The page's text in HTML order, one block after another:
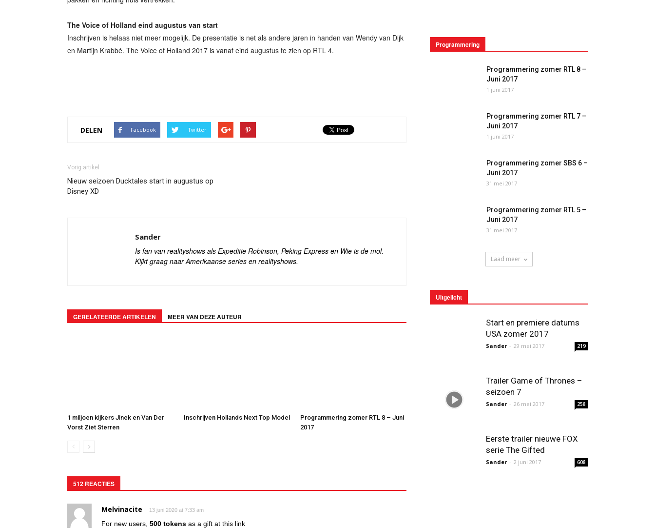
The Voice of Holland eind augustus van start
Inschrijven is helaas niet meer mogelijk. De presentatie is net als andere jaren in handen van Wendy van Dijk
en Martijn Krabbé. The Voice of Holland 2017 is vanaf eind augustus te zien op RTL 4.
DELEN Facebook Twitter
Vorig artikel
Nieuw seizoen Ducktales start in augustus op
Disney XD
Sander
Is fan van realityshows als Expeditie Robinson, Peking Express en Wie is de mol.
Kijkt graag naar Amerikaanse series en realityshows.
GERELATEERDE ARTIKELEN MEER VAN DEZE AUTEUR
1 miljoen kijkers Jinek en Van Der
Vorst Ziet Sterren
Inschrijven Hollands Next Top Model
Programmering zomer RTL 8 – Juni
2017
512 REACTIES
Melvinacite 13 juni 2020 at 7:33 am
For new users, 500 tokens as a gift at this link
Programmering
Programmering zomer RTL 8 –
Juni 2017
1 juni 2017
Programmering zomer RTL 7 –
Juni 2017
1 juni 2017
Programmering zomer SBS 6 –
Juni 2017
31 mei 2017
Programmering zomer RTL 5 –
Juni 2017
31 mei 2017
Laad meer
Uitgelicht
Start en premiere datums
USA zomer 2017
Sander - 29 mei 2017 219
Trailer Game of Thrones –
seizoen 7
Sander - 26 mei 2017 258
Eerste trailer nieuwe FOX
serie The Gifted
Sander - 2 juni 2017 608